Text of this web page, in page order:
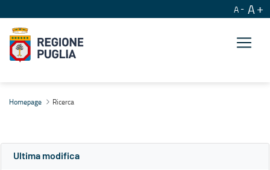
A A
Homepage Ricerca
Ultima modifica